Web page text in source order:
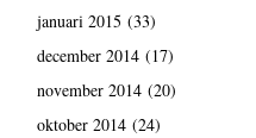
januari 2015 (33)
december 2014(17)
november 2014(20)
oktober 2014(24)